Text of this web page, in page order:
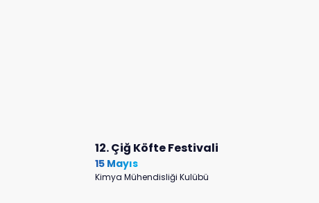
12. Çiğ Köfte Festivali
15 Mayıs
Kimya Mühendisliği Kulübü